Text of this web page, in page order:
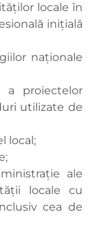
locale în
iniţială
naţionale
a proiectelor
utilizate de
local;
ale
locale cu
cea de